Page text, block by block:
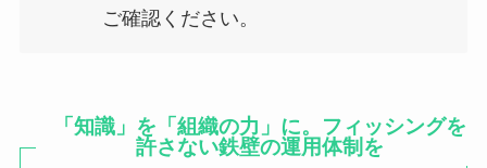
ご確認ください。
「知識」を「組織の力」に。フィッシングを
許さない鉄壁の運用体制を